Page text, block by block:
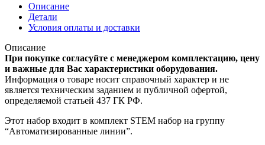
Описание
Детали
Условия оплаты и доставки
Описание
При покупке согласуйте с менеджером комплектацию, цену
и важные для Вас характеристики оборудования.
Информация о товаре носит справочный характер и не
является техническим заданием и публичной офертой,
определяемой статьей 437 ГК РФ.
Этот набор входит в комплект STEM набор на группу
“Автоматизированные линии”.